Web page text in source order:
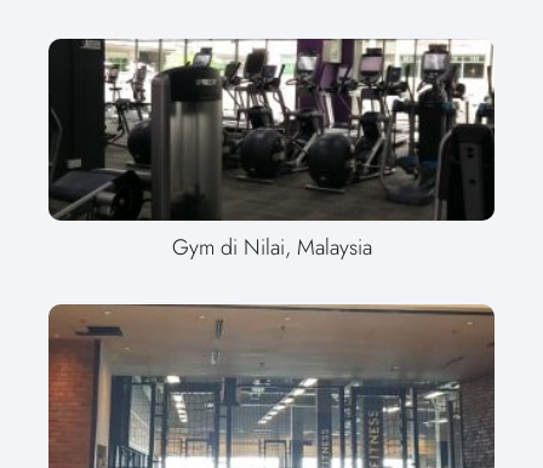
Gym di Nilai, Malaysia